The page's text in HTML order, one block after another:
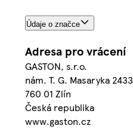
Údaje o značce
Adresa pro vrácení
GASTON, s.r.o.
nám. T. G. Masaryka 2433
760 01 Zlín
Česká republika
www.gaston.cz